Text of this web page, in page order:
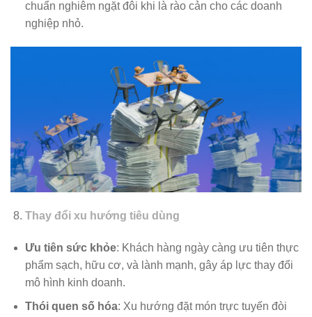
chuẩn nghiêm ngặt đôi khi là rào cản cho các doanh
nghiệp nhỏ.
Thay đổi xu hướng tiêu dùng
Ưu tiên sức khỏe: Khách hàng ngày càng ưu tiên thực
phẩm sạch, hữu cơ, và lành mạnh, gây áp lực thay đổi
mô hình kinh doanh.
Thói quen số hóa: Xu hướng đặt món trực tuyến đòi